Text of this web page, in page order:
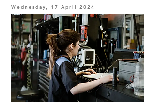
Wednesday, 17 April 2024